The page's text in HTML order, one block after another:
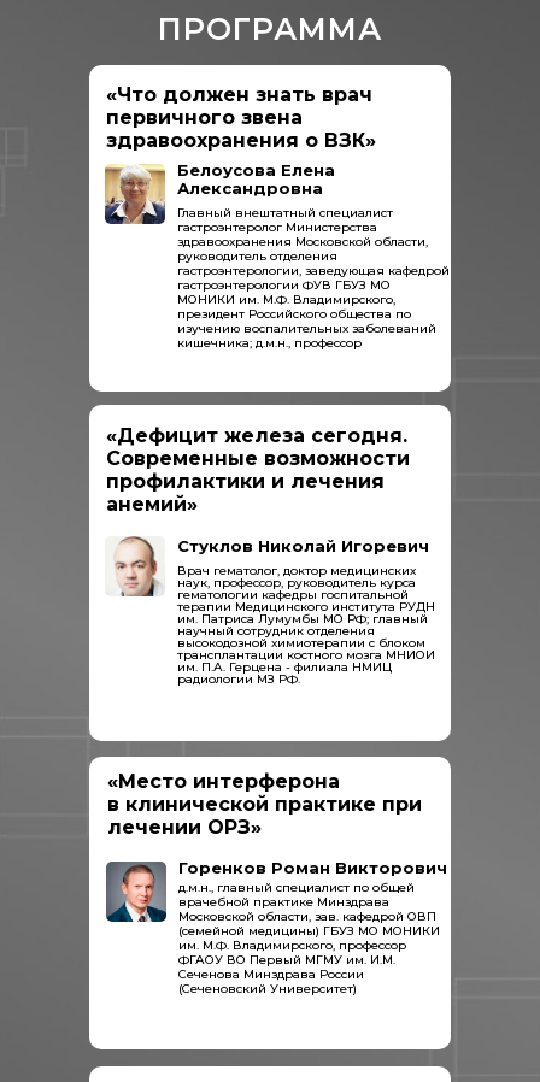
ПРОГРАММА
Белоусова Елена
Александровна
Главный внештатный специалист
гастроэнтеролог Министерства
здравоохранения Московской области,
руководитель отделения
гастроэнтерологии, заведующая кафедрой
гастроэнтерологии ФУВ ГБУЗ МО
МОНИКИ им. М.Ф. Владимирского,
президент Российского общества по
изучению воспалительных заболеваний
кишечника; д.м.н., профессор
«Что должен знать врач
первичного звена
здравоохранения о ВЗК»
Стуклов Николай Игоревич
Врач гематолог, доктор медицинских
наук, профессор, руководитель курса
гематологии кафедры госпитальной
терапии Медицинского института РУДН
им. Патриса Лумумбы МО РФ; главный
научный сотрудник отделения
высокодозной химиотерапии с блоком
трансплантации костного мозга МНИОИ
им. П.А. Герцена - филиала НМИЦ
радиологии МЗ РФ.
«Дефицит железа сегодня.
Современные возможности
профилактики и лечения
анемий»
Горенков Роман Викторович
д.м.н., главный специалист по общей
врачебной практике Минздрава
Московской области, зав. кафедрой ОВП
(семейной медицины) ГБУЗ МО МОНИКИ
им. М.Ф. Владимирского, профессор
ФГАОУ ВО Первый МГМУ им. И.М.
Сеченова Минздрава России
(Сеченовский Университет)
«Место интерферона
в клинической практике при
лечении ОРЗ»